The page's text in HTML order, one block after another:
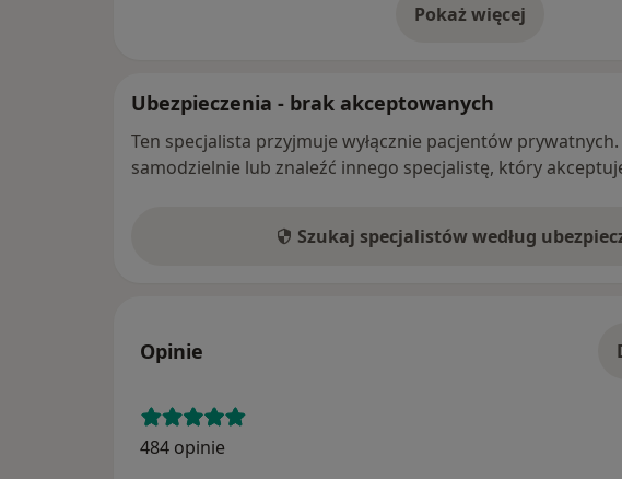
Pokaż więcej
o adresie
Ubezpieczenia - brak akceptowanych
Ten specjalista przyjmuje wyłącznie pacjentów
samodzielnie lub znaleźć innego specjalistę, który
Szukaj specjalistów według
Opinie
484 opinie